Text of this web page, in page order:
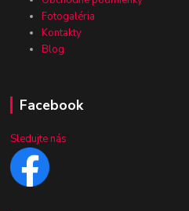
Fotogaléria
Kontakty
Blog
Facebook
Sledujte nás